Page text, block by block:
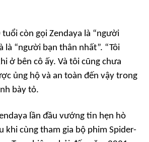
còn gọi Zendaya là “người
là “người bạn thân nhất”. “Tôi
ở bên cô ấy. Và tôi cũng chưa
ủng hộ và an toàn đến vậy trong
bày tỏ.
lần đầu vướng tin hẹn hò
khi cùng tham gia bộ phim Spider-